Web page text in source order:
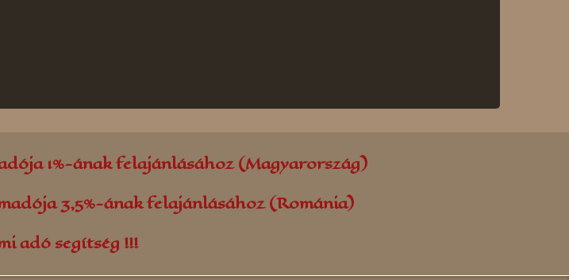
1%-ának felajánlásához (Magyarország)
3,5%-ának felajánlásához (Románia)
adó segítség !!!